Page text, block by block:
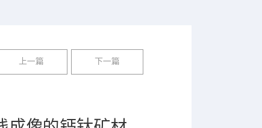
上一篇 下一篇